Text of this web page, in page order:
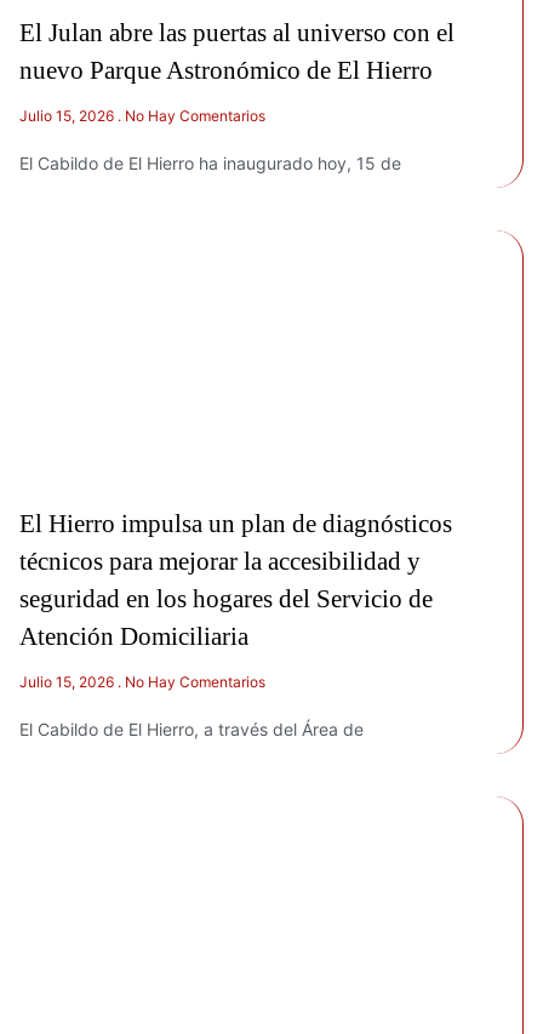
El Julan abre las puertas al universo con el
nuevo Parque Astronómico de El Hierro
Julio 15, 2026 No Hay Comentarios
El Cabildo de El Hierro ha inaugurado hoy, 15 de
El Hierro impulsa un plan de diagnósticos
técnicos para mejorar la accesibilidad y
seguridad en los hogares del Servicio de
Atención Domiciliaria
Julio 15, 2026 No Hay Comentarios
El Cabildo de El Hierro, a través del Área de